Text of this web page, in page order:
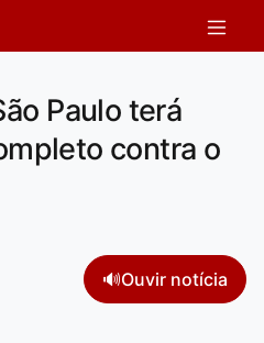
Paulo terá
contra o
🔊Ouvir notícia